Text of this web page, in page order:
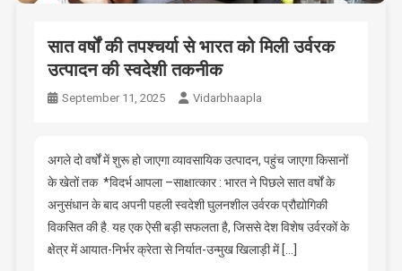
सात वर्षों की तपश्चर्या से भारत को मिली उर्वरक
उत्पादन की स्वदेशी तकनीक
September 11, 2025 Vidarbhaapla
अगले दो वर्षों में शुरू हो जाएगा व्यावसायिक उत्पादन, पहुंच जाएगा किसानों
के खेतों तक *विदर्भ आपला –साक्षात्कार : भारत ने पिछले सात वर्षों के
अनुसंधान के बाद अपनी पहली स्वदेशी घुलनशील उर्वरक प्रौद्योगिकी
विकसित की है. यह एक ऐसी बड़ी सफलता है, जिससे देश विशेष उर्वरकों के
क्षेत्र में आयात-निर्भर क्रेता से निर्यात-उन्मुख खिलाड़ी में […]